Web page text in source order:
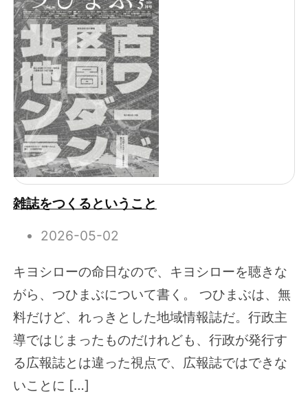
雑誌をつくるということ
2026-05-02
キヨシローの命日なので、キヨシローを聴きな
がら、つひまぶについて書く。 つひまぶは、無
料だけど、れっきとした地域情報誌だ。行政主
導ではじまったものだけれども、行政が発行す
る広報誌とは違った視点で、広報誌ではできな
いことに […]